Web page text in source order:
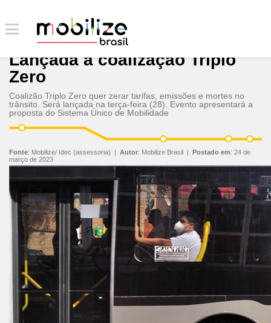
Lançada a coalização Triplo
Zero
Coalizão Triplo Zero quer zerar tarifas, emissões e mortes no
trânsito. Será lançada na terça-feira (28). Evento apresentará a
proposta do Sistema Único de Mobilidade
Fonte: Mobilize/ Idec (assessoria) | Autor: Mobilize Brasil | Postado em: 24 de
março de 2023